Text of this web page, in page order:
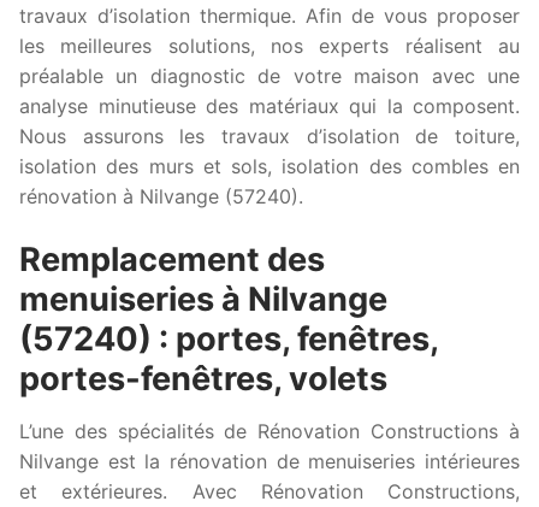
travaux d’isolation thermique. Afin de vous proposer
les meilleures solutions, nos experts réalisent au
préalable un diagnostic de votre maison avec une
analyse minutieuse des matériaux qui la composent.
Nous assurons les travaux d’isolation de toiture,
isolation des murs et sols, isolation des combles en
rénovation à Nilvange (57240).
Remplacement des
menuiseries à Nilvange
(57240) : portes, fenêtres,
portes-fenêtres, volets
L’une des spécialités de Rénovation Constructions à
Nilvange est la rénovation de menuiseries intérieures
et extérieures. Avec Rénovation Constructions,